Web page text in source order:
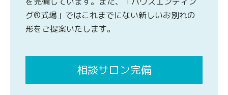
グ®式場」ではこれまでにない新しいお別れの
形をご提案いたします。
相談サロン完備